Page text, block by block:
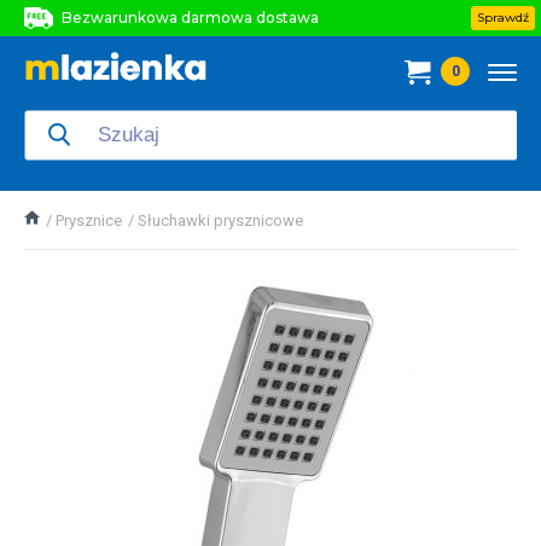
Bezwarunkowa darmowa dostawa
Bezwarunkowa darmowa dostawa
Sprawdź
0
Prysznice Słuchawki prysznicowe